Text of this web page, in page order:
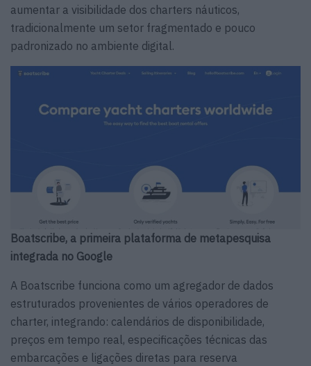
aumentar a visibilidade dos charters náuticos,
tradicionalmente um setor fragmentado e pouco
padronizado no ambiente digital.
Boatscribe, a primeira plataforma de metapesquisa
integrada no Google
A Boatscribe funciona como um agregador de dados
estruturados provenientes de vários operadores de
charter, integrando: calendários de disponibilidade,
preços em tempo real, especificações técnicas das
embarcações e ligações diretas para reserva